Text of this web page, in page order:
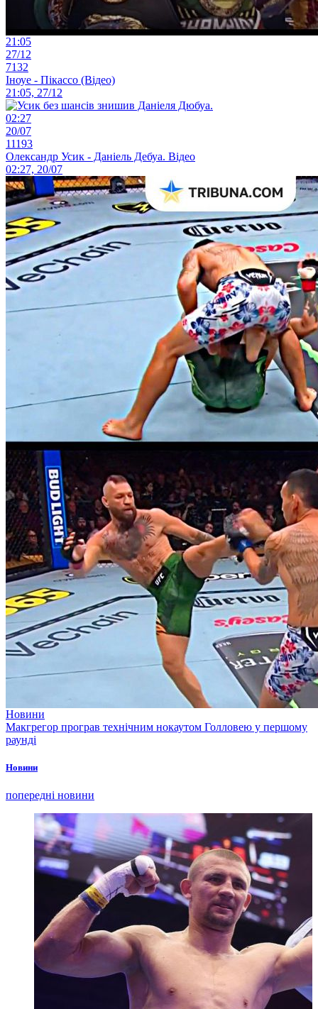
21:05
27/12
7132
Іноуе - Пікассо (Відео)
21:05, 27/12
02:27
20/07
11193
Олександр Усик - Даніель Дебуа. Відео
02:27, 20/07
Новини
Макгрегор програв технічним нокаутом Голловею у першому
раунді
Новини
попередні новини